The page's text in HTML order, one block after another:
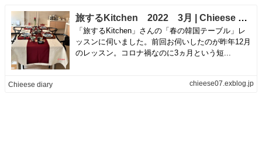
旅するKitchen 2022 3月 | Chieese diary
「旅するKitchen」さんの「春の韓国テーブル」レ
ッスンに伺いました。前回お伺いしたのが昨年12月
のレッスン。コロナ禍なのに3ヵ月という短...
Chieese diary chieese07.exblog.jp